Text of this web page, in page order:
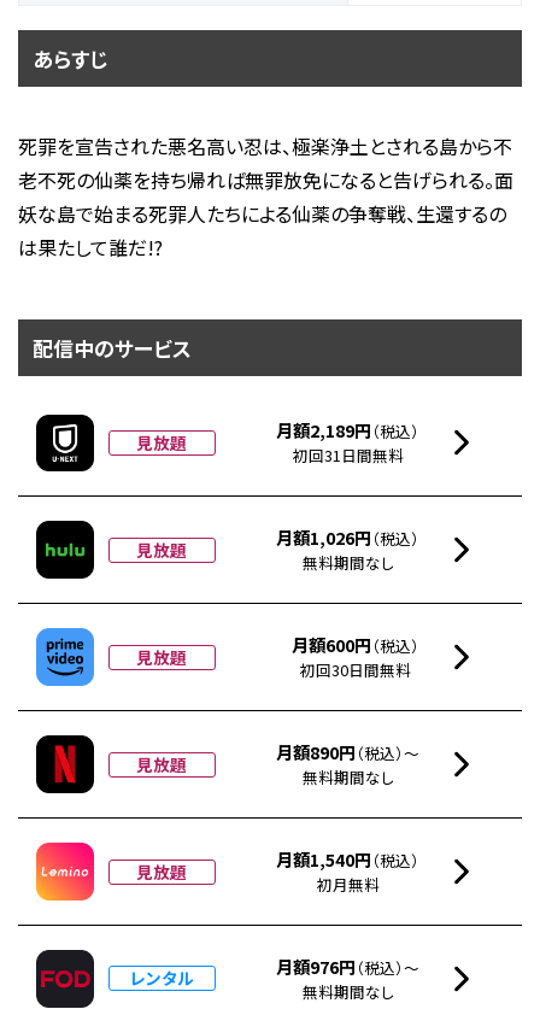
あらすじ
死罪を宣告された悪名高い忍は、極楽浄土とされる島から不
老不死の仙薬を持ち帰れば無罪放免になると告げられる。面
妖な島で始まる死罪人たちによる仙薬の争奪戦、生還するの
は果たして誰だ!?
配信中のサービス
見放題 月額2,189円 （税込）
初回31日間無料
見放題 月額1,026円 （税込）
無料期間なし
見放題 月額600円 （税込）
初回30日間無料
見放題 月額890円 （税込）～
無料期間なし
見放題 月額1,540円 （税込）
初月無料
レンタル 月額976円 （税込）～
無料期間なし